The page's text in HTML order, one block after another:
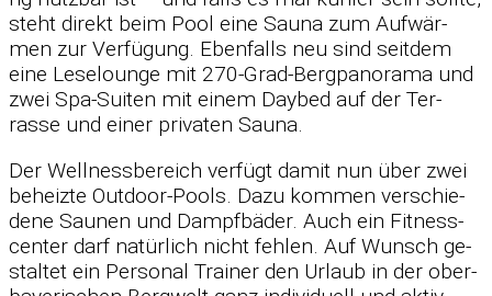
steht di­rekt beim Pool eine Sauna zum Auf­wär­
men zur Ver­fü­gung. Eben­falls neu sind seit­dem
eine Le­se­lounge mit 270-Grad-Berg­pan­orama und
zwei Spa-Sui­ten mit ei­nem Day­bed auf der Ter­
rasse und ei­ner pri­va­ten Sauna.
Der Well­ness­be­reich ver­fügt da­mit nun über zwei
be­heizte Out­door-Pools. Dazu kom­men ver­schie­
dene Sau­nen und Dampf­bä­der. Auch ein Fit­ness­
cen­ter darf na­tür­lich nicht feh­len. Auf Wunsch ge­
stal­tet ein Per­so­nal Trai­ner den Ur­laub in der ober­